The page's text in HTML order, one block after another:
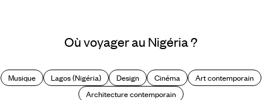
Où voyager au Nigéria ?
Musique Lagos (Nigéria) Design Cinéma
Art contemporain
Architecture contemporain